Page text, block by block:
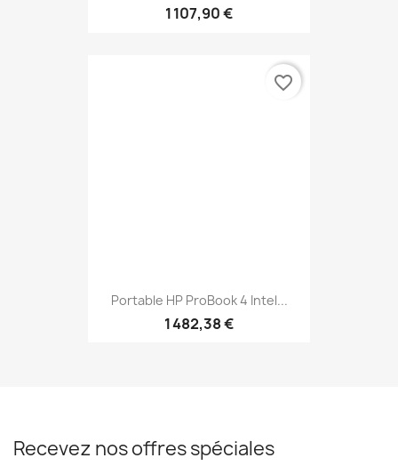
1 107,90 €
Portable HP ProBook 4 Intel...
1 482,38 €
favorite_border
Recevez nos offres spéciales